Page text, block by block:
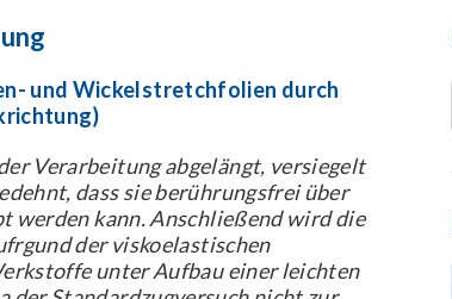
und Wickelstretchfolien durch
Verarbeitung abgelängt, versiegelt
dass sie berührungsfrei über
werden kann. Anschließend wird die
der viskoelastischen
unter Aufbau einer leichten